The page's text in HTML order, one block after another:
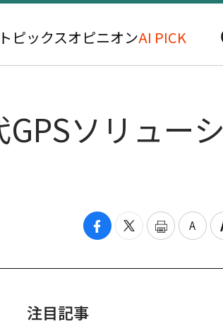
トピックスオピニオンAI PICK
ソリューシ
注目記事